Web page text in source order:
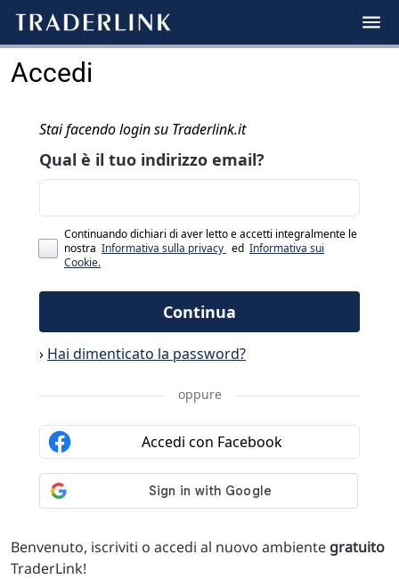
Accedi
Benvenuto, iscriviti o accedi al nuovo ambiente gratuito
TraderLink!